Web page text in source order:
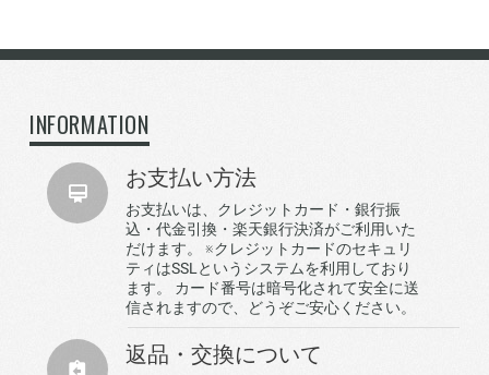
INFORMATION
お支払い方法
お支払いは、クレジットカード・銀行振
込・代金引換・楽天銀行決済がご利用いた
だけます。 ※クレジットカードのセキュリ
ティはSSLというシステムを利用しており
ます。 カード番号は暗号化されて安全に送
信されますので、どうぞご安心ください。
返品・交換について